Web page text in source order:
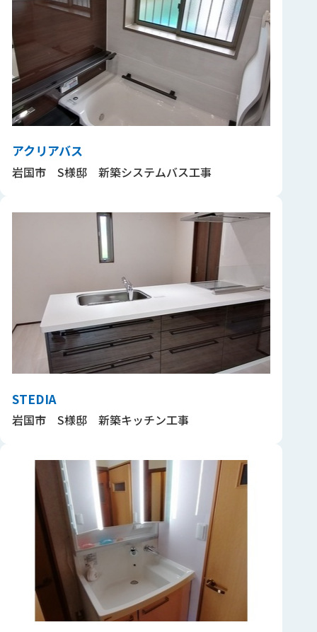
アクリアバス
岩国市 S様邸 新築システムバス工事
STEDIA
岩国市 S様邸 新築キッチン工事